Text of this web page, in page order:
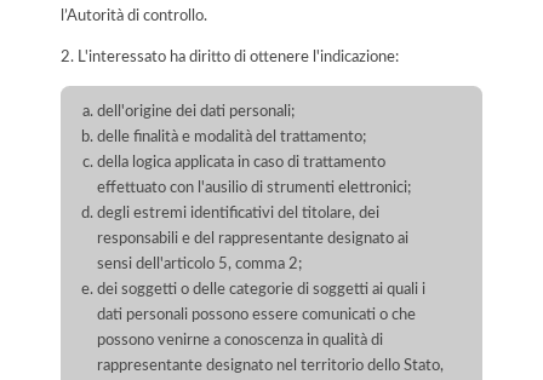
l’Autorità di controllo.
2. L'interessato ha diritto di ottenere l'indicazione:
dell'origine dei dati personali;
delle finalità e modalità del trattamento;
della logica applicata in caso di trattamento
effettuato con l'ausilio di strumenti elettronici;
degli estremi identificativi del titolare, dei
responsabili e del rappresentante designato ai
sensi dell'articolo 5, comma 2;
dei soggetti o delle categorie di soggetti ai quali i
dati personali possono essere comunicati o che
possono venirne a conoscenza in qualità di
rappresentante designato nel territorio dello Stato,